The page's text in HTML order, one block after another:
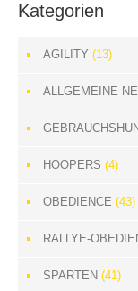
Kategorien
AGILITY (13)
ALLGEMEINE
HOOPERS (4)
OBEDIENCE (43)
RALLYE-
SPARTEN (41)